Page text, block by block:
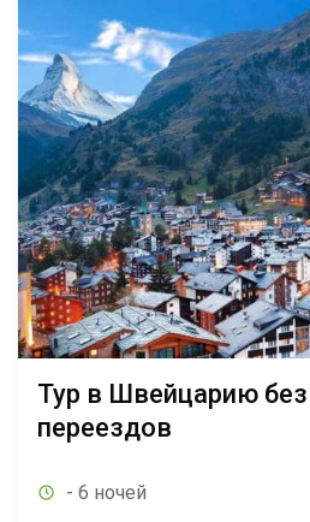
Тур в Швейцарию
переездов
- 6 ночей